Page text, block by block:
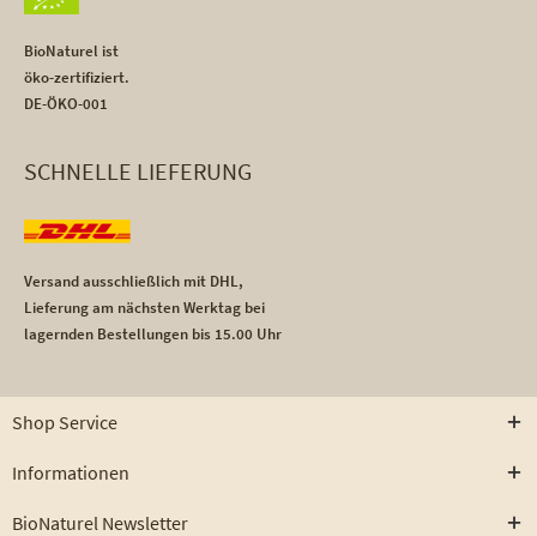
BioNaturel ist
öko-zertifiziert.
DE-ÖKO-001
SCHNELLE LIEFERUNG
Versand ausschließlich mit DHL,
Lieferung am nächsten Werktag bei
lagernden Bestellungen bis 15.00 Uhr
Shop Service
Informationen
BioNaturel Newsletter